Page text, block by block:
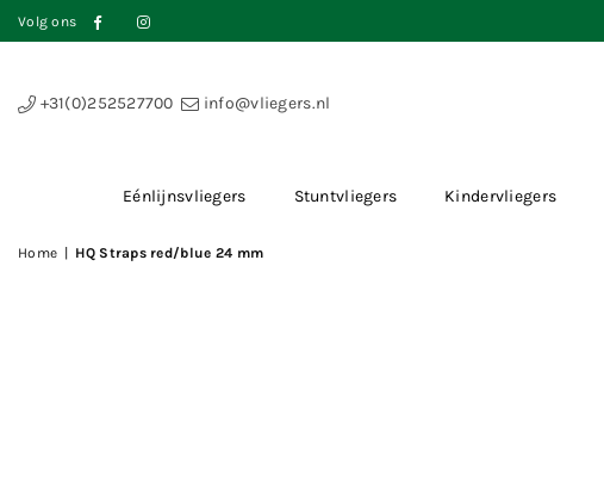
Volg ons Facebook
+31(0)252527700 info@vliegers.nl
Eénlijnsvliegers Stuntvliegers Kindervliegers
Home HQ Straps red/blue 24 mm